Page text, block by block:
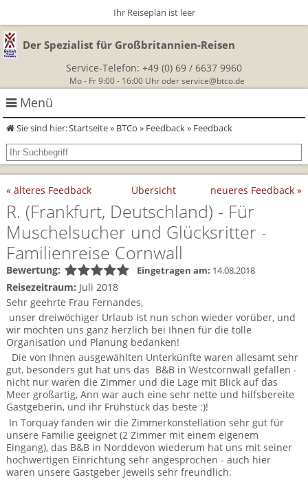
Der Spezialist für Großbritannien-Reisen
Service-Telefon: +49 (0) 69 / 6637 9960
Mo - Fr 9:00 - 16:00 Uhr oder service@btco.de
Menü
Rundreisen Großbritannien
Autorundreisen
Herzlich Willkommen
England
Schottland
Wales
Busrundreisen
Cornwall
England
Schottland
Wales
Minibustouren
Wanderurlaub
Geführte Wandertouren
Wandern in Cornwall
Wandern in England
Wandern in Schottland
Wandern in Wales
Individualtouren
Wandern in Cornwall (South West Coast Path)
Wandern in England
Wandern in Schottland
Wandern in Wales
Themenreisen
Classic-Car-Reise durch Südengland
Für Outlander‑Fans: inspiriert durch die Highland Saga
Gartenreisen England
Großbritannientouren für Alleinreisende
Reisen mit Hund
Rosamunde Pilcher Reisen durch Cornwall und Südengland
Unsere Familienreisen
Whiskyreisen Schottland
Allergikerreisen
BTCo
BTCo Überblick
News
Kontakt
Feedback
FAQs
Ihre Reise
Ablauf Ihrer Reise nach Großbritannien
Anreise nach Großbritannien
Bezahlung Ihrer Großbritannien Reise
Checkliste
Großbritannien - Facts & Figures
Extras
Urlaub in Großbritannien
Versicherungsschutz
Sie sind hier:Startseite» BTCo » Feedback» Feedback
Ihr Reiseplan ist leer
« älteres Feedback Übersicht neueres Feedback »
R. (Frankfurt, Deutschland) - Für
Muschelsucher und Glücksritter -
Familienreise Cornwall
Bewertung: Eingetragen am: 14.08.2018
Reisezeitraum: Juli 2018
Sehr geehrte Frau Fernandes,
unser dreiwöchiger Urlaub ist nun schon wieder vorüber, und
wir möchten uns ganz herzlich bei Ihnen für die tolle
Organisation und Planung bedanken!
Die von Ihnen ausgewählten Unterkünfte waren allesamt sehr
gut, besonders gut hat uns das B&B in Westcornwall gefallen -
nicht nur waren die Zimmer und die Lage mit Blick auf das
Meer großartig, Ann war auch eine sehr nette und hilfsbereite
Gastgeberin, und ihr Frühstück das beste :)!
In Torquay fanden wir die Zimmerkonstellation sehr gut für
unsere Familie geeignet (2 Zimmer mit einem eigenem
Eingang), das B&B in Norddevon wiederum hat uns mit seiner
hochwertigen Einrichtung sehr angesprochen - auch hier
waren unsere Gastgeber jeweils sehr freundlich.